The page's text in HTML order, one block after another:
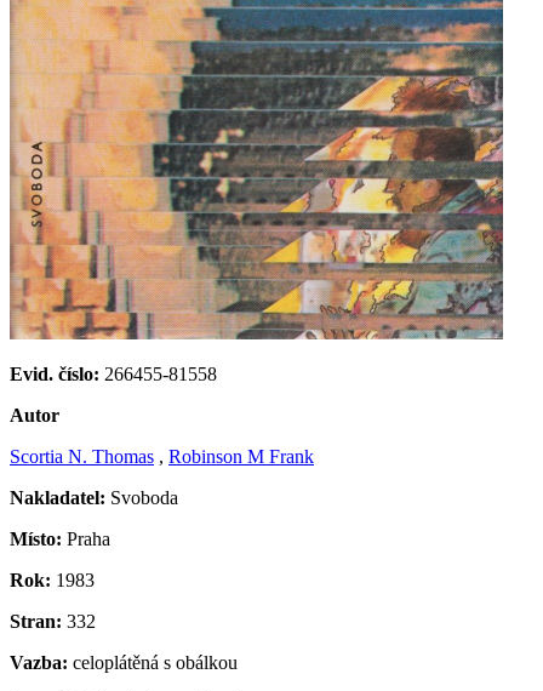
Evid. číslo: 266455-81558
Autor
Scortia N. Thomas , Robinson M Frank
Nakladatel: Svoboda
Místo: Praha
Rok: 1983
Stran: 332
Vazba: celoplátěná s obálkou